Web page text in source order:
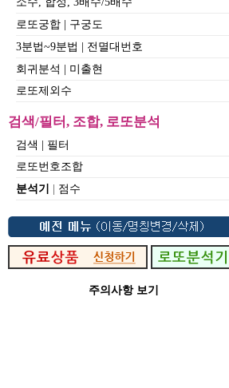
로또궁합
구궁도
3분법~9분법
전멸대번호
회귀분석
미출현
로또제외수
검색/필터, 조합, 로또분석
검색
필터
로또번호조합
분석기
점수
주의사항 보기